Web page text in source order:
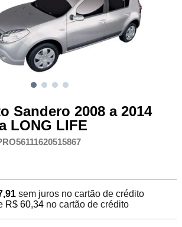
Sandero 2008 a 2014
LONG LIFE
sem juros no cartão de crédito
R$ 60,34no cartão de crédito